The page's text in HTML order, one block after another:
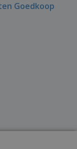
Goedkoop